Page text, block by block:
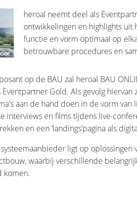
heroal neemt deel als
ontwikkelingen en highlights
functie en vorm optimaal op
betrouwbare procedures en
op de BAU zal heroal BAU
Gold. Als gevolg hiervan
aan de hand doen in de vorm van
interviews en films tijdens live-
en een ‘landings’pagina als
ligt op oplossingen
waarbij verschillende
komen.